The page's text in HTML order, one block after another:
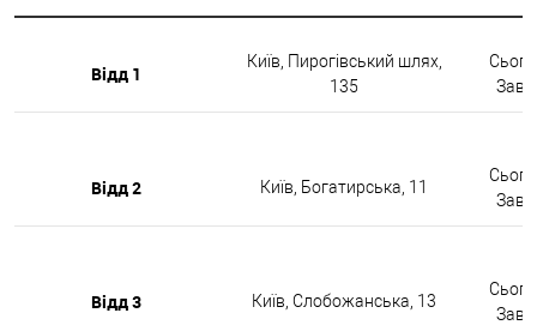
Відд 1
Київ, Пирогівський шлях,
135
Відд 2 Київ, Богатирська, 11
Відд 3 Київ, Слобожанська, 13